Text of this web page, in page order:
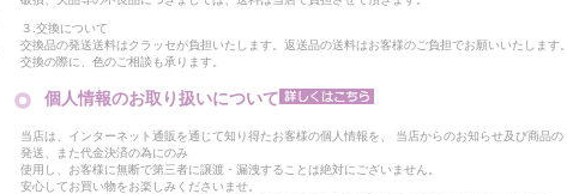
３.交換について
交換品の発送送料はクラッセが負担いたします。返送品の送料はお客様のご負担でお願いいたします。
交換の際に、色のご相談も承ります。
個人情報のお取り扱いについて
当店は、インターネット通販を通じて知り得たお客様の個人情報を、 当店からのお知らせ及び商品の
発送、また代金決済の為にのみ
使用し、お客様に無断で第三者に譲渡・漏洩することは絶対にございません。
安心してお買い物をお楽しみくださいませ。